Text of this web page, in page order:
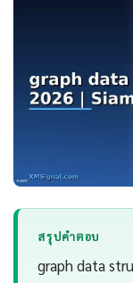
สรุปคำตอบ
graph data